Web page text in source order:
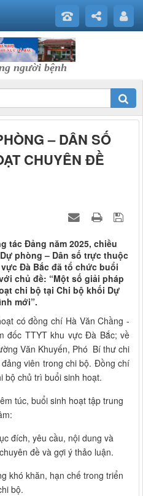
người bệnh
– DÂN SỐ
CHUYÊN ĐỀ
tác Đảng năm 2025, chiều
phòng – Dân số trực thuộc
Đà Bắc đã tổ chức buổi
chủ đề: “Một số giải pháp
chi bộ tại Chi bộ khối Dự
mới”.
có đồng chí Hà Văn Chầng -
đốc TTYT khu vực Đà Bắc; về
Văn Khuyến, Phó Bí thư chi
viên trong chi bộ. Đồng chí
bộ chủ trì buổi sinh hoạt.
túc, buổi sinh hoạt tập trung
đích, yêu cầu, nội dung và
đề và gợi ý thảo luận.
khó khăn, hạn chế trong triển
bộ.